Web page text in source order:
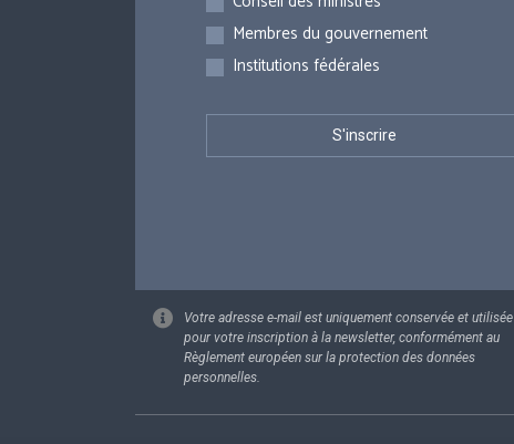
Membres du gouvernement
Institutions fédérales
Votre adresse e-mail est uniquement conservée et utilisée
pour votre inscription à la newsletter, conformément au
Règlement européen sur la protection des données
personnelles.